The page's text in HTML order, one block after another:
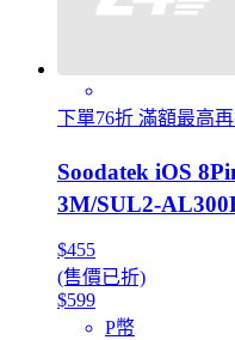
下單76折 滿額最高
Soodatek iOS
3M/SUL2-
$455
(售價已折)
$599
P幣